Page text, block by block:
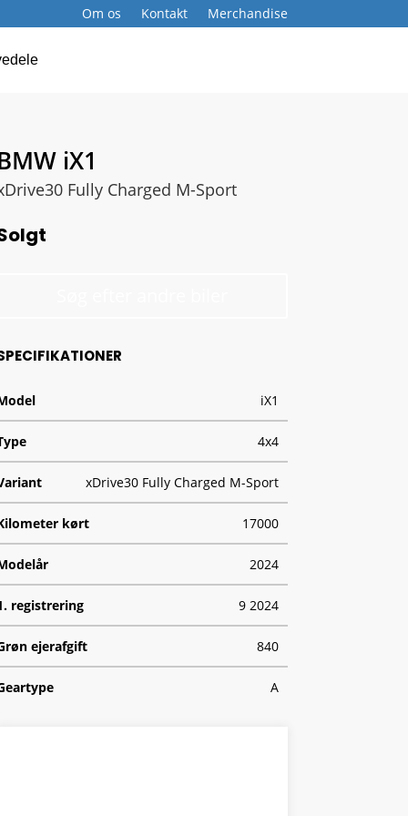
Om os Kontakt Merchandise
iX1
Fully Charged M-Sport
iX1
4x4
xDrive30 Fully Charged M-Sport
kørt 17000
2024
registrering 9 2024
ejerafgift 840
A